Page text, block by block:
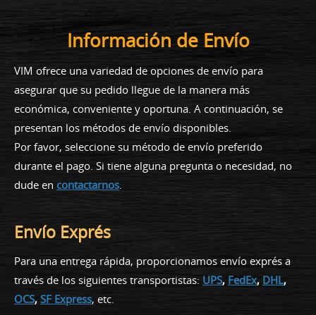
Información de Envío
VIM ofrece una variedad de opciones de envío para
asegurar que su pedido llegue de la manera más
económica, conveniente y oportuna. A continuación, se
presentan los métodos de envío disponibles.
Por favor, seleccione su método de envío preferido
durante el pago. Si tiene alguna pregunta o necesidad, no
dude en contactarnos
Envío Exprés
Para una entrega rápida, proporcionamos envío exprés a
través de los siguientes transportistas: UPS, FedEx, DHL,
OCS, SF Express, etc.